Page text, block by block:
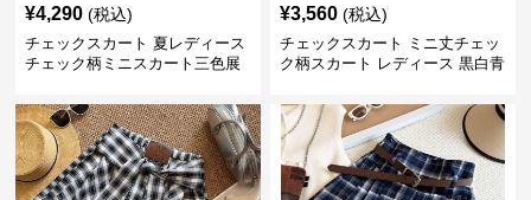
¥4,290 (税込)
チェックスカート 夏レディース
チェック柄ミニスカート三色展
¥3,560 (税込)
チェックスカート ミニ丈チェッ
ク柄スカート レディース 黒白青